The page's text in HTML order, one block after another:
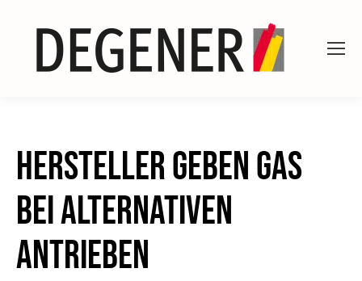
Hersteller geben Gas
bei alternativen
Antrieben